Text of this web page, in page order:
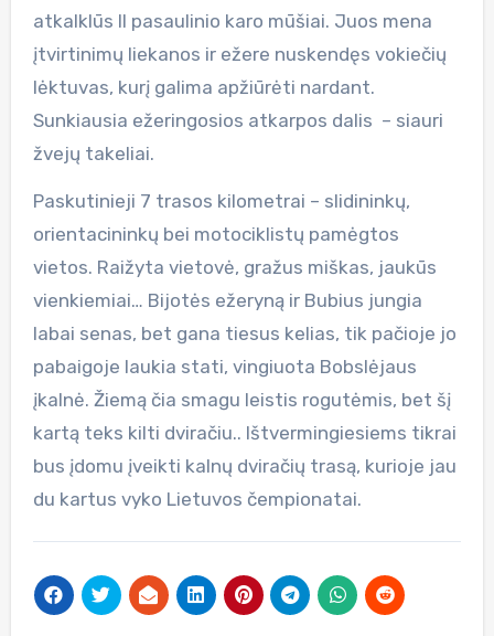
atkalklūs II pasaulinio karo mūšiai. Juos mena
įtvirtinimų liekanos ir ežere nuskendęs vokiečių
lėktuvas, kurį galima apžiūrėti nardant.
Sunkiausia ežeringosios atkarpos dalis – siauri
žvejų takeliai.
Paskutinieji 7 trasos kilometrai – slidininkų,
orientacininkų bei motociklistų pamėgtos
vietos. Raižyta vietovė, gražus miškas, jaukūs
vienkiemiai… Bijotės ežeryną ir Bubius jungia
labai senas, bet gana tiesus kelias, tik pačioje jo
pabaigoje laukia stati, vingiuota Bobslėjaus
įkalnė. Žiemą čia smagu leistis rogutėmis, bet šį
kartą teks kilti dviračiu.. Ištvermingiesiems tikrai
bus įdomu įveikti kalnų dviračių trasą, kurioje jau
du kartus vyko Lietuvos čempionatai.